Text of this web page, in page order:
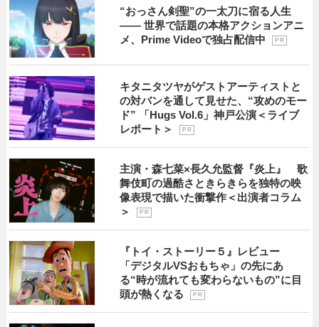
“おっさん剣聖”の一太刀に宿る人生
―― 世界で話題の本格アクションアニ
メ、Prime Videoで独占配信中
P R
キタニタツヤがゲストアーティストと
の対バンを通して見せた、“攻めのモー
ド” 「Hugs Vol.6」神戸公演＜ライブ
レポート＞
P R
主演・森七菜×長久允監督『炎上』 歌
舞伎町の過酷さときらきらを独特の映
像表現で描いた衝撃作＜出演者コラム
＞
P R
『トイ・ストーリー５』レビュー
「デジタルVSおもちゃ」の先にあ
る“時が流れても変わらないもの”に目
頭が熱くなる
P R